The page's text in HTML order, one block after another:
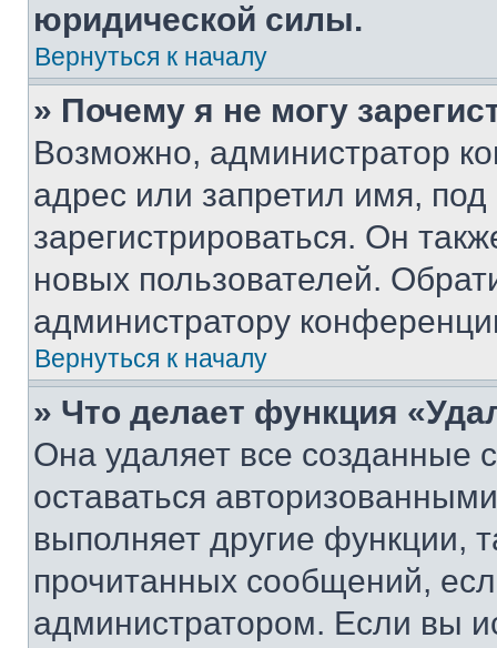
юридической силы.
Вернуться к началу
» Почему я не могу
Возможно, администратор
адрес или запретил имя,
зарегистрироваться. Он
новых пользователей.
администратору
Вернуться к началу
» Что делает функция
Она удаляет все созданные
оставаться
выполняет другие функции,
прочитанных сообщений,
администратором. Если вы